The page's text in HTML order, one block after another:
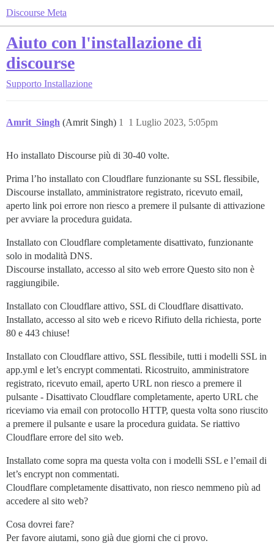
Discourse Meta
Aiuto con l'installazione di
discourse
Supporto Installazione
Amrit_Singh (Amrit Singh) 1 Luglio 2023, 5:05pm
1
Ho installato Discourse più di 30-40 volte.
Prima l’ho installato con Cloudflare funzionante su SSL flessibile,
Discourse installato, amministratore registrato, ricevuto email,
aperto link poi errore non riesco a premere il pulsante di attivazione
per avviare la procedura guidata.
Installato con Cloudflare completamente disattivato, funzionante
solo in modalità DNS.
Discourse installato, accesso al sito web errore Questo sito non è
raggiungibile.
Installato con Cloudflare attivo, SSL di Cloudflare disattivato.
Installato, accesso al sito web e ricevo Rifiuto della richiesta, porte
80 e 443 chiuse!
Installato con Cloudflare attivo, SSL flessibile, tutti i modelli SSL in
app.yml e let’s encrypt commentati. Ricostruito, amministratore
registrato, ricevuto email, aperto URL non riesco a premere il
pulsante - Disattivato Cloudflare completamente, aperto URL che
riceviamo via email con protocollo HTTP, questa volta sono riuscito
a premere il pulsante e usare la procedura guidata. Se riattivo
Cloudflare errore del sito web.
Installato come sopra ma questa volta con i modelli SSL e l’email di
let’s encrypt non commentati.
Cloudflare completamente disattivato, non riesco nemmeno più ad
accedere al sito web?
Cosa dovrei fare?
Per favore aiutami, sono già due giorni che ci provo.